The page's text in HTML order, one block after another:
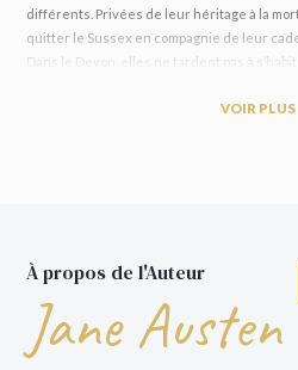
différents. Privées de leur héritage à la
quitter le Sussex en compagnie de leur
Dans le Devon, elles ne tardent pas à
amoureuses, Elinor et Marianne seVOIR PLUS
À propos de l'Auteur
Jane Austen